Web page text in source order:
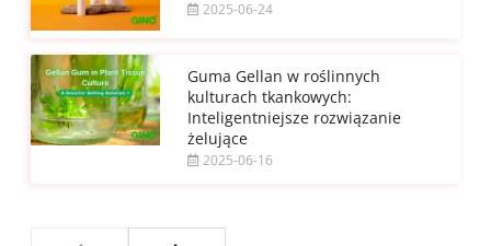
2025-06-24
Guma Gellan w roślinnych
kulturach tkankowych:
Inteligentniejsze rozwiązanie
żelujące
2025-06-16